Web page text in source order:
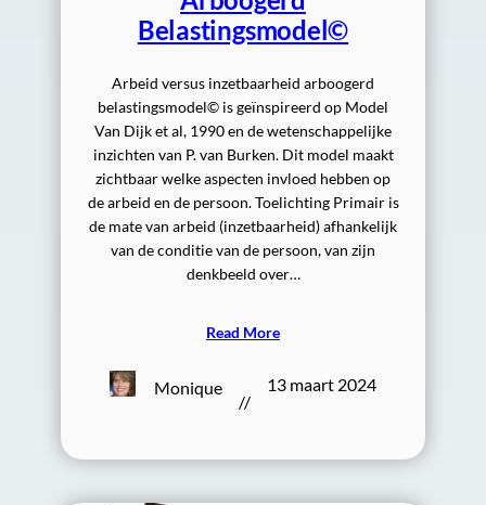
Belastingsmodel©
Arbeid versus inzetbaarheid arboogerd
belastingsmodel© is geïnspireerd op Model
Van Dijk et al, 1990 en de wetenschappelijke
inzichten van P. van Burken. Dit model maakt
zichtbaar welke aspecten invloed hebben op
de arbeid en de persoon. Toelichting Primair is
de mate van arbeid (inzetbaarheid) afhankelijk
van de conditie van de persoon, van zijn
denkbeeld over…
Read More
Monique
//
13 maart 2024